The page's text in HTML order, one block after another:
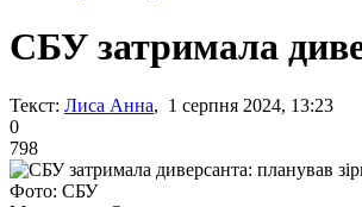
СБУ затримала
Текст: Лиса Анна, 1 серпня 2024, 13:23
0
798
Фото: СБУ